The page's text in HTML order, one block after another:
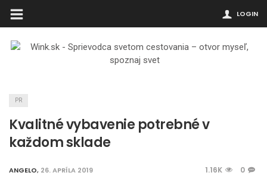
LOGIN
PR
Kvalitné vybavenie potrebné v
každom sklade
ANGELO, 26. APRÍLA 2019 1.16K 0